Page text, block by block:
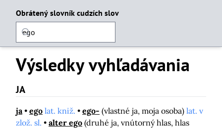
Obrátený slovník cudzích slov
Výsledky vyhľadávania
JA
ja ego lat. kniž. ego- (vlastné ja, moja osoba) lat. v
zlož. sl.
alter ego (druhé ja, vnútorný hlas, hlas